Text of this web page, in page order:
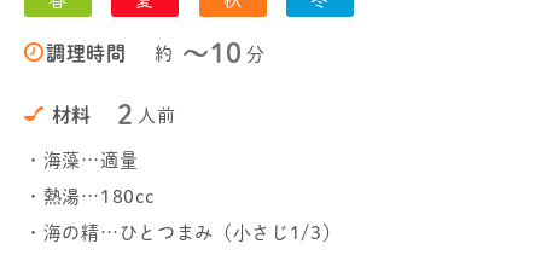
調理時間 約 〜10 分
材料 2 人前
・海藻…適量
・熱湯…180cc
・海の精…ひとつまみ（小さじ1/3）